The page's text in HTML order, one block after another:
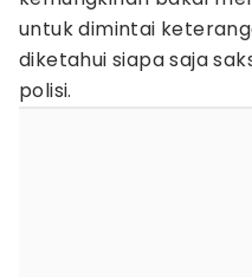
untuk dimintai
diketahui siapa saja
polisi.